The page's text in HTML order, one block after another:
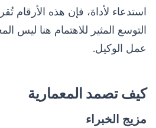
استدعاء لأداة، فإن هذه الأرقام
التوسع المثير للاهتمام هنا ليس
عمل الوكيل.
كيف تصمد المعمارية
مزيج الخبراء